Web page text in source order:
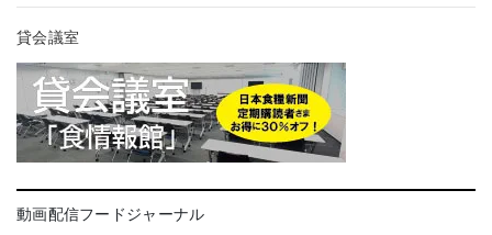
貸会議室
動画配信フードジャーナル